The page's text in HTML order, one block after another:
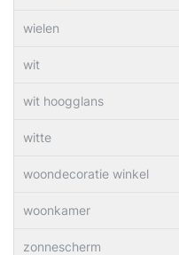
wielen
wit
wit hoogglans
witte
woondecoratie winkel
woonkamer
zonnescherm